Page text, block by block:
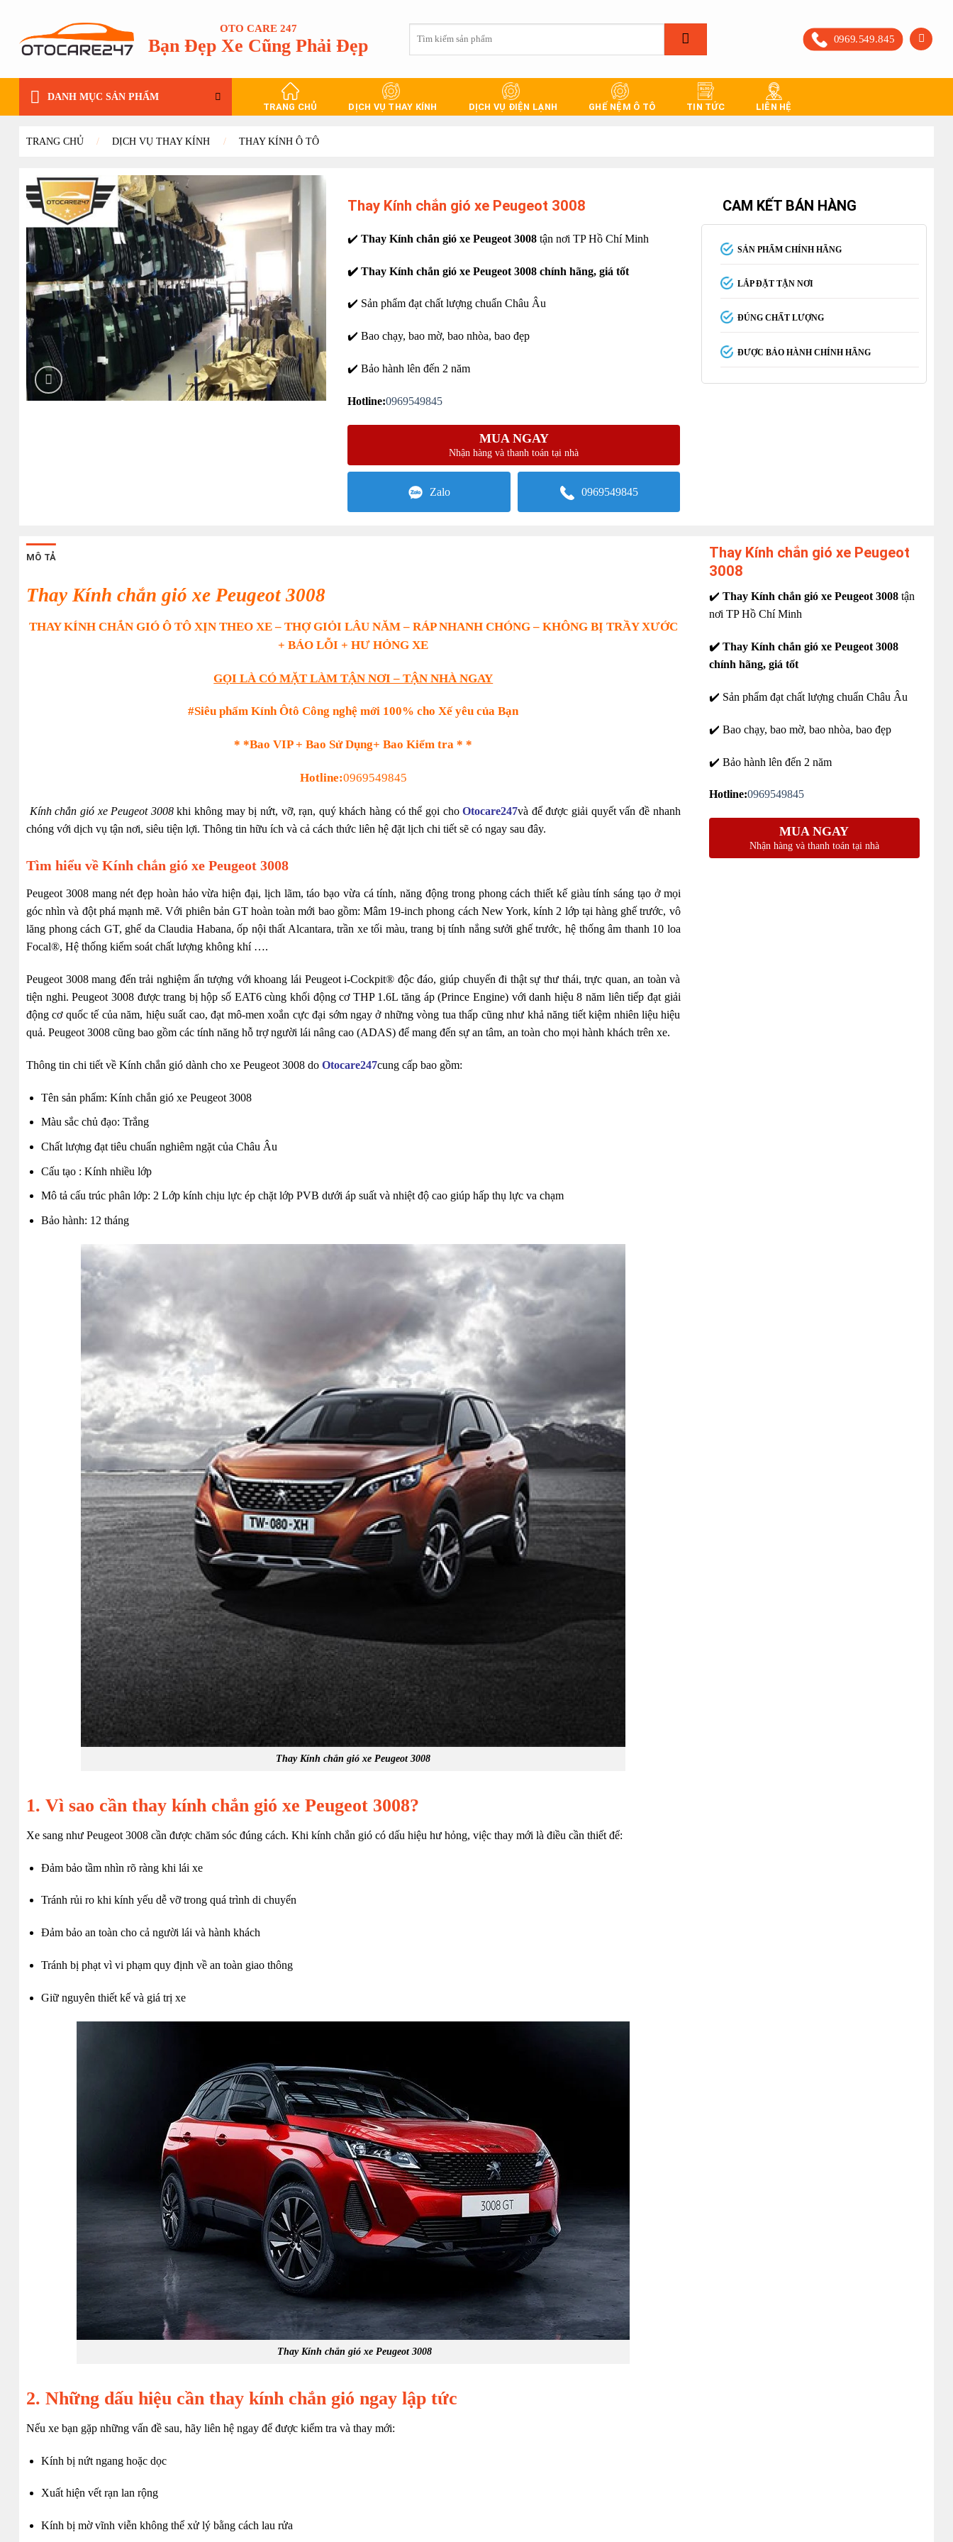
OTO CARE 247
Bạn Đẹp Xe Cũng Phải Đẹp
kiếm:
0969.549.845
DANH MỤC SẢN PHẨM
TRANG CHỦ DỊCH VỤ THAY KÍNH DỊCH VỤ ĐIỆN LẠNH GHẾ NỆM Ô TÔ TIN TỨC LIÊN HỆ
TRANG CHỦ / DỊCH VỤ THAY KÍNH / THAY KÍNH Ô TÔ
Thay Kính chắn gió xe Peugeot 3008
✔️Thay Kính chắn gió xe Peugeot 3008 tận nơi TP Hồ Chí Minh
✔️ Thay Kính chắn gió xe Peugeot 3008 chính hãng, giá tốt
✔️ Sản phẩm đạt chất lượng chuẩn Châu Âu
✔️ Bao chạy, bao mờ, bao nhòa, bao đẹp
✔️ Bảo hành lên đến 2 năm
Hotline:0969549845
MUA NGAY
Nhận hàng và thanh toán tại nhà
Zalo 0969549845
CAM KẾT BÁN HÀNG
SẢN PHẨM CHÍNH HÃNG
LẮP ĐẶT TẬN NƠI
ĐÚNG CHẤT LƯỢNG
ĐƯỢC BẢO HÀNH CHÍNH HÃNG
MÔ TẢ
Thay Kính chắn gió xe Peugeot 3008
THAY KÍNH CHẮN GIÓ Ô TÔ XỊN THEO XE – THỢ GIỎI LÂU NĂM – RÁP NHANH CHÓNG – KHÔNG BỊ TRẦY XƯỚC
+ BÁO LỖI + HƯ HỎNG XE
GỌI LÀ CÓ MẶT LÀM TẬN NƠI – TẬN NHÀ NGAY
#Siêu phẩm Kính Ôtô Công nghệ mới 100% cho Xế yêu của Bạn
* *Bao VIP + Bao Sử Dụng+ Bao Kiểm tra * *
Hotline:0969549845
Kính chắn gió xe Peugeot 3008khi không may bị nứt, vỡ, rạn, quý khách hàng có thể gọi choOtocare247và để được giải quyết vấn đề nhanh
chóng với dịch vụ tận nơi, siêu tiện lợi. Thông tin hữu ích và cả cách thức liên hệ đặt lịch chi tiết sẽ có ngay sau đây.
Tìm hiểu về Kính chắn gió xe Peugeot 3008
Peugeot 3008 mang nét đẹp hoàn hảo vừa hiện đại, lịch lãm, táo bạo vừa cá tính, năng động trong phong cách thiết kế giàu tính sáng tạo ở mọi
góc nhìn và đột phá mạnh mẽ. Với phiên bản GT hoàn toàn mới bao gồm: Mâm 19-inch phong cách New York, kính 2 lớp tại hàng ghế trước, vô
lăng phong cách GT, ghế da Claudia Habana,ốp nội thất Alcantara, trần xe tối màu,trang bị tính nắng sưởi ghế trước, hệ thống âm thanh 10 loa
Focal®, Hệ thống kiểm soát chất lượng không khí ….
Peugeot 3008 mang đến trải nghiệm ấn tượng với khoang lái Peugeot i-Cockpit® độc đáo, giúp chuyến đi thật sự thư thái, trực quan, an toàn và
tiện nghi. Peugeot 3008 được trang bị hộp số EAT6 cùng khối động cơ THP 1.6L tăng áp (Prince Engine) với danh hiệu 8 năm liên tiếp đạt giải
động cơ quốc tế của năm, hiệu suất cao, đạt mô-men xoắn cực đại sớm ngay ở những vòng tua thấp cũng như khả năng tiết kiệm nhiên liệu hiệu
quả. Peugeot 3008 cũng bao gồm các tính năng hỗ trợ người lái nâng cao (ADAS) để mang đến sự an tâm, an toàn cho mọi hành khách trên xe.
Thông tin chi tiết về Kính chắn gió dành cho xe Peugeot 3008 do Otocare247cung cấp bao gồm:
Tên sản phẩm: Kính chắn gió xe Peugeot 3008
Màu sắc chủ đạo: Trắng
Chất lượng đạt tiêu chuẩn nghiêm ngặt của Châu Âu
Cấu tạo : Kính nhiều lớp
Mô tả cấu trúc phân lớp: 2 Lớp kính chịu lực ép chặt lớp PVB dưới áp suất và nhiệt độ cao giúp hấp thụ lực va chạm
Bảo hành: 12 tháng
Thay Kính chắn gió xe Peugeot 3008
1. Vì sao cần thay kính chắn gió xe Peugeot 3008?
Xe sang như Peugeot 3008 cần được chăm sóc đúng cách. Khi kính chắn gió có dấu hiệu hư hỏng, việc thay mới là điều cần thiết để:
Đảm bảo tầm nhìn rõ ràng khi lái xe
Tránh rủi ro khi kính yếu dễ vỡ trong quá trình di chuyển
Đảm bảo an toàn cho cả người lái và hành khách
Tránh bị phạt vì vi phạm quy định về an toàn giao thông
Giữ nguyên thiết kế và giá trị xe
Thay Kính chắn gió xe Peugeot 3008
2. Những dấu hiệu cần thay kính chắn gió ngay lập tức
Nếu xe bạn gặp những vấn đề sau, hãy liên hệ ngay để được kiểm tra và thay mới:
Kính bị nứt ngang hoặc dọc
Xuất hiện vết rạn lan rộng
Kính bị mờ vĩnh viễn không thể xử lý bằng cách lau rửa
Thay Kính chắn gió xe Peugeot
3008
✔️ Thay Kính chắn gió xe Peugeot 3008tận
nơi TP Hồ Chí Minh
✔️ Thay Kính chắn gió xe Peugeot 3008
chính hãng, giá tốt
✔️ Sản phẩm đạt chất lượng chuẩn Châu Âu
✔️ Bao chạy, bao mờ, bao nhòa, bao đẹp
✔️ Bảo hành lên đến 2 năm
Hotline:0969549845
MUA NGAY
Nhận hàng và thanh toán tại nhà